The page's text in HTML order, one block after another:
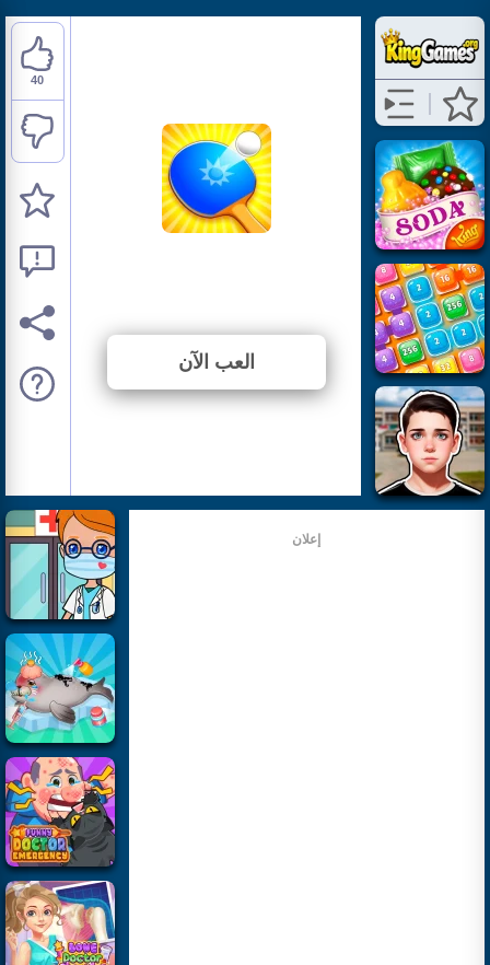
العب الآن
40
إعلان